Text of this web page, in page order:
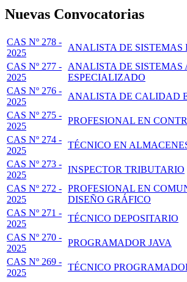
Nuevas Convocatorias
CAS Nº 278 -
2025
ANALISTA DE SISTEMAS
CAS Nº 277 -
2025
ANALISTA DE SISTEMAS
ESPECIALIZADO
CAS Nº 276 -
2025
ANALISTA DE CALIDAD
CAS Nº 275 -
2025
PROFESIONAL EN
CAS Nº 274 -
2025
TÉCNICO EN
CAS Nº 273 -
2025
INSPECTOR TRIBUTARIO
CAS Nº 272 -
2025
PROFESIONAL EN
DISEÑO GRÁFICO
CAS Nº 271 -
2025
TÉCNICO DEPOSITARIO
CAS Nº 270 -
2025
PROGRAMADOR JAVA
CAS Nº 269 -
2025
TÉCNICO